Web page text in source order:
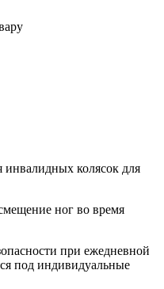
колясок для
ног во время
при ежедневной
под индивидуальные